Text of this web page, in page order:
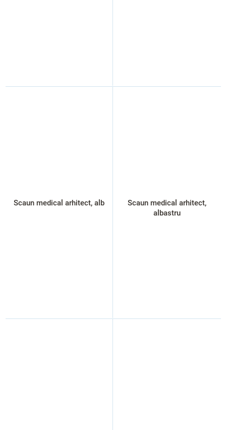
Scaun medical arhitect, alb
Scaun medical arhitect,
albastru